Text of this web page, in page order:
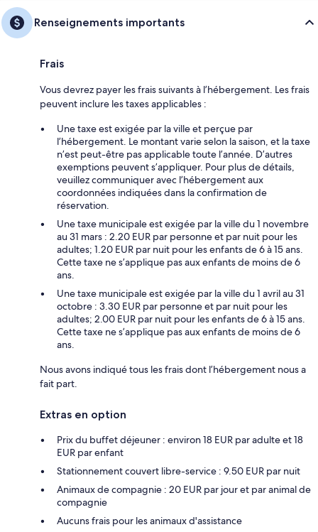
Renseignements importants
Frais
Vous devrez payer les frais suivants à l’hébergement. Les frais
peuvent inclure les taxes applicables :
Une taxe est exigée par la ville et perçue par
l’hébergement. Le montant varie selon la saison, et la taxe
n’est peut-être pas applicable toute l’année. D’autres
exemptions peuvent s’appliquer. Pour plus de détails,
veuillez communiquer avec l’hébergement aux
coordonnées indiquées dans la confirmation de
réservation.
Une taxe municipale est exigée par la ville du 1 novembre
au 31 mars : 2.20 EUR par personne et par nuit pour les
adultes; 1.20 EUR par nuit pour les enfants de 6 à 15 ans.
Cette taxe ne s’applique pas aux enfants de moins de 6
ans.
Une taxe municipale est exigée par la ville du 1 avril au 31
octobre : 3.30 EUR par personne et par nuit pour les
adultes; 2.00 EUR par nuit pour les enfants de 6 à 15 ans.
Cette taxe ne s’applique pas aux enfants de moins de 6
ans.
Nous avons indiqué tous les frais dont l’hébergement nous a
fait part.
Extras en option
Prix du buffet déjeuner : environ 18 EUR par adulte et 18
EUR par enfant
Stationnement couvert libre-service : 9.50 EUR par nuit
Animaux de compagnie : 20 EUR par jour et par animal de
compagnie
Aucuns frais pour les animaux d'assistance